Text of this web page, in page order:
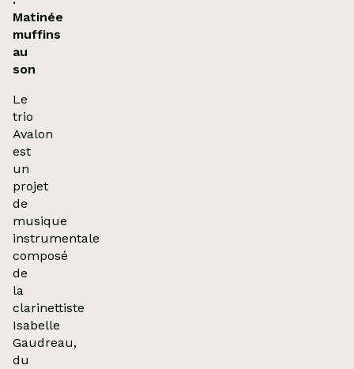
Matinée
muffins
au
son
Le
trio
Avalon
est
un
projet
de
musique
instrumentale
composé
de
la
clarinettiste
Isabelle
Gaudreau,
du